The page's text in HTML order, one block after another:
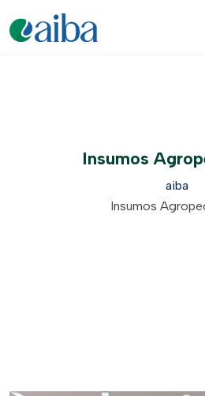
Insumos
aiba
Insumos